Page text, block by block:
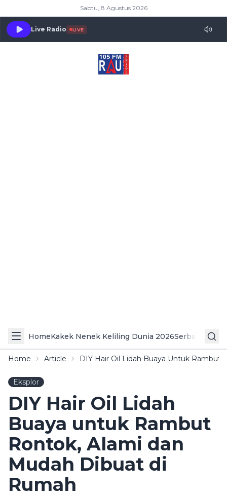
Sabtu, 8 Agustus 2026
Live Radio LIVE
HomeKakek Nenek Keliling Dunia 2026Serba Serbi
Home Article DIY Hair Oil Lidah Buaya Untuk Rambut
Eksplor
DIY Hair Oil Lidah
Buaya untuk Rambut
Rontok, Alami dan
Mudah Dibuat di
Rumah